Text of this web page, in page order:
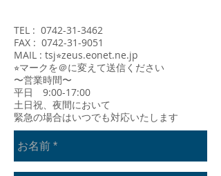
TEL : 0742-31-3462
FAX : 0742-31-9051
​MAIL : tsj⭐︎zeus.eonet.ne.jp
​⭐︎マークを＠に変えて送信ください
〜営業時間〜
平日 9:00-17:00
​土日祝、夜間において
緊急の場合はいつでも対応いたします